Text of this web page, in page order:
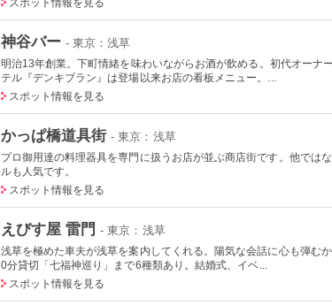
神谷バー - 東京：浅草
明治13年創業。下町情緒を味わいながらお酒が飲める。初代オーナ
テル『デンキブラン』は登場以来お店の看板メニュー。...
スポット情報を見る
かっぱ橋道具街 - 東京：浅草
プロ御用達の料理器具を専門に扱うお店が並ぶ商店街です。他では
ルも人気です。
スポット情報を見る
えびす屋 雷門 - 東京：浅草
浅草を極めた車夫が浅草を案内してくれる。陽気な会話に心も弾む
0分貸切「七福神巡り」まで6種類あり。結婚式、イベ...
スポット情報を見る